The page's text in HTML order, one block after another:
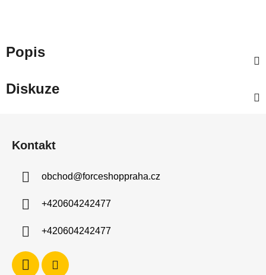
Popis
Diskuze
Kontakt
obchod@forceshoppraha.cz
+420604242477
+420604242477